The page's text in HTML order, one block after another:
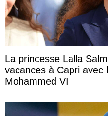
La princesse Lalla
vacances à Capri avec
Mohammed VI